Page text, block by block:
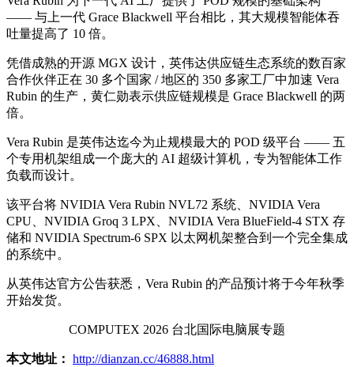
—— 与上一代 Grace Blackwell 平台相比，其大规模智能体吞
吐量提高了 10 倍。
凭借成熟的开源 MGX 设计，英伟达供应链生态系统的数百家
合作伙伴正在 30 多个国家 / 地区的 350 多家工厂中加速 Vera
Rubin 的生产，黄仁勋表示供应链规模是 Grace Blackwell 的两
倍。
Vera Rubin 是英伟达迄今为止规模最大的 POD 级平台 —— 五
个专用机架组成一个庞大的 AI 超级计算机，专为智能体工作
负载而设计。
该平台将 NVIDIA Vera Rubin NVL72 系统、NVIDIA Vera
CPU、NVIDIA Groq 3 LPX、NVIDIA Vera BlueField-4 STX 存
储和 NVIDIA Spectrum-6 SPX 以太网机架整合到一个完全集成
的系统中。
从英伟达官方公告获悉，Vera Rubin 的产品预计将于今年秋季
开始发货。
COMPUTEX 2026 台北国际电脑展专题
本文地址： http://dianzan.cc/46888.html